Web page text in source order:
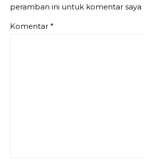
peramban ini untuk komentar saya
Komentar *